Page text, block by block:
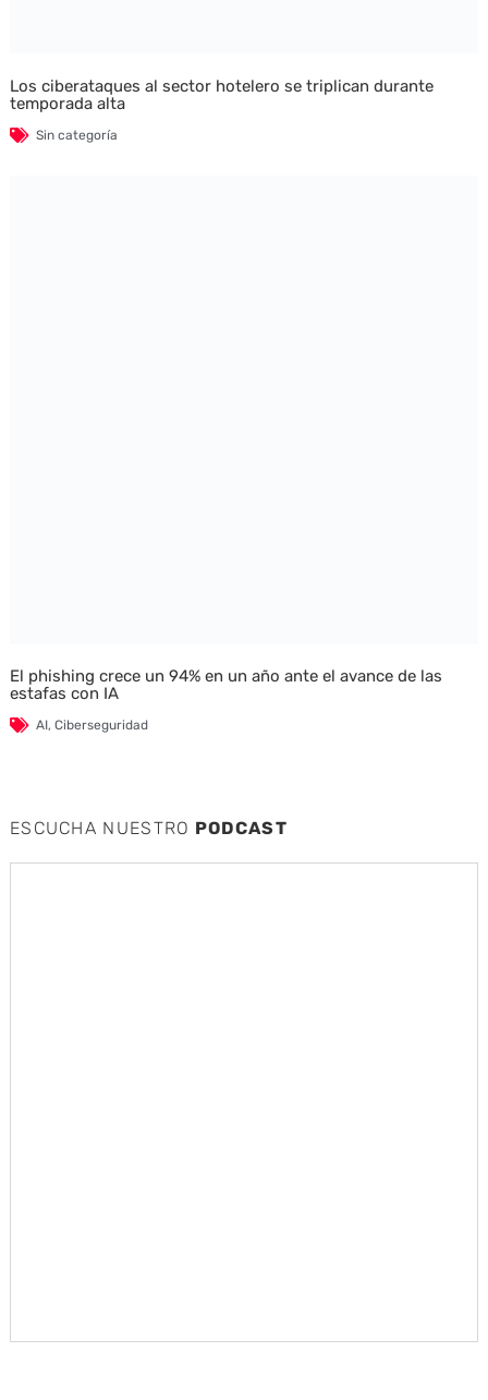
Los ciberataques al sector hotelero se triplican durante
temporada alta
Sin categoría
El phishing crece un 94% en un año ante el avance de las
estafas con IA
AI, Ciberseguridad
ESCUCHA NUESTRO PODCAST